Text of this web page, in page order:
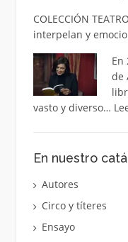
COLECCIÓN
interpelan y
En
de
vasto y diverso…
En nuestro
Autores
Circo y títeres
Ensayo